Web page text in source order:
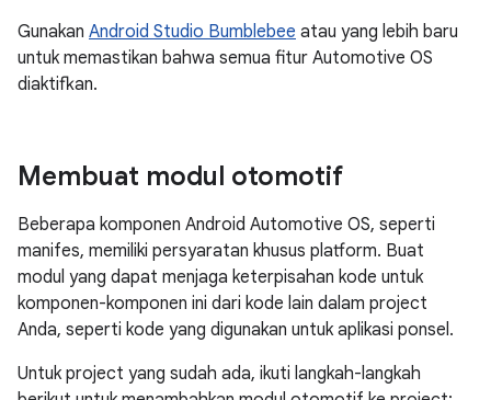
Gunakan Android Studio Bumblebee atau yang lebih baru
untuk memastikan bahwa semua fitur Automotive OS
diaktifkan.
Membuat modul otomotif
Beberapa komponen Android Automotive OS, seperti
manifes, memiliki persyaratan khusus platform. Buat
modul yang dapat menjaga keterpisahan kode untuk
komponen-komponen ini dari kode lain dalam project
Anda, seperti kode yang digunakan untuk aplikasi ponsel.
Untuk project yang sudah ada, ikuti langkah-langkah